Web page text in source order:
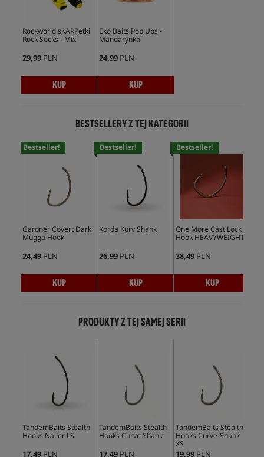
Rockworld sKARPetki
Rock Socks - Mix
29,99 PLN
KUP
Eko Baits Pop Ups -
Mandarynka
24,99 PLN
KUP
BESTSELLERY Z TEJ KATEGORII
Bestseller!
Gardner Covert Dark
Mugga Hook
24,49 PLN
KUP
Bestseller!
Korda Kurv Shank
26,99 PLN
KUP
Bestseller!
One More Cast Lock
Hook HEAVYWEIGHT
38,49 PLN
KUP
PRODUKTY Z TEJ SAMEJ SERII
TandemBaits Stealth
Hooks Nailer LS
17,49 PLN
TandemBaits Stealth
Hooks Curve Shank
17,49 PLN
TandemBaits Stealth
Hooks Curve-Shank
XS
19,99 PLN